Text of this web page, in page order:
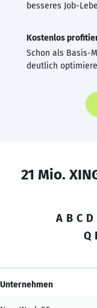
besseres Job-
Kostenlos
Schon als Basis-
deutlich
21 Mio.
A B C D
Q
Unternehmen